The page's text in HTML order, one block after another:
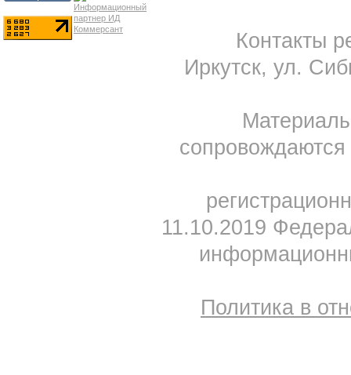
Контакты
Иркутск, ул.
11.10.2019
Политика в